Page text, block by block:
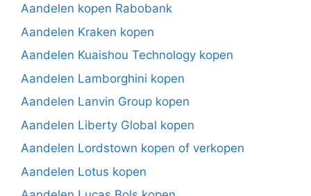
Aandelen kopen Rabobank
Aandelen Kraken kopen
Aandelen Kuaishou Technology kopen
Aandelen Lamborghini kopen
Aandelen Lanvin Group kopen
Aandelen Liberty Global kopen
Aandelen Lordstown kopen of verkopen
Aandelen Lotus kopen